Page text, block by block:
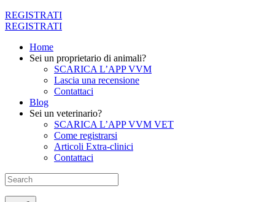
REGISTRATI
REGISTRATI
Home
Sei un proprietario di animali?
SCARICA L’APP VVM
Lascia una recensione
Contattaci
Blog
Sei un veterinario?
SCARICA L’APP VVM VET
Come registrarsi
Articoli Extra-clinici
Contattaci